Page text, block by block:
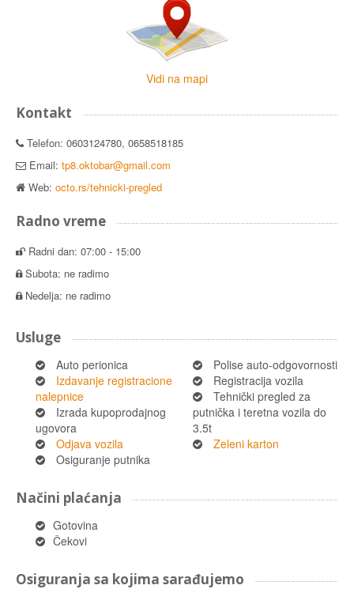
Vidi na mapi
Kontakt
Telefon: 0603124780, 0658518185
Email: tp8.oktobar@gmail.com
Web: octo.rs/tehnicki-pregled
Radno vreme
Radni dan: 07:00 - 15:00
Subota: ne radimo
Nedelja: ne radimo
Usluge
Auto perionica
Izdavanje registracione
nalepnice
Izrada kupoprodajnog
ugovora
Odjava vozila
Osiguranje putnika
Polise auto-odgovornosti
Registracija vozila
Tehnički pregled za
putnička i teretna vozila do
3.5t
Zeleni karton
Načini plaćanja
Gotovina
Čekovi
Osiguranja sa kojima sarađujemo